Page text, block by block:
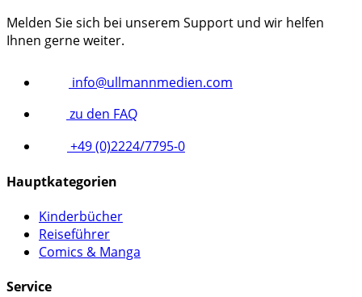
Melden Sie sich bei unserem Support und wir helfen
Ihnen gerne weiter.
info@ullmannmedien.com
zu den FAQ
+49 (0)2224/7795-0
Hauptkategorien
Kinderbücher
Reiseführer
Comics & Manga
Service